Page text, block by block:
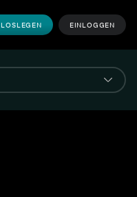
LOSLEGEN EINLOGGEN